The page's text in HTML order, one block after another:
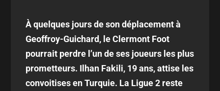
À quelques jours de son déplacement à
Geoffroy-Guichard, le Clermont Foot
pourrait perdre l’un de ses joueurs les plus
prometteurs. Ilhan Fakili, 19 ans, attise les
convoitises en Turquie. La Ligue 2 reste